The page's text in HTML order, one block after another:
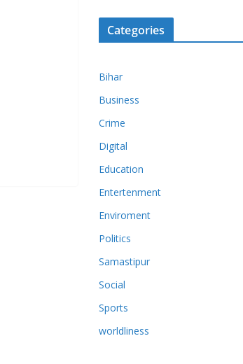
Categories
Bihar
Business
Crime
Digital
Education
Entertenment
Enviroment
Politics
Samastipur
Social
Sports
worldliness